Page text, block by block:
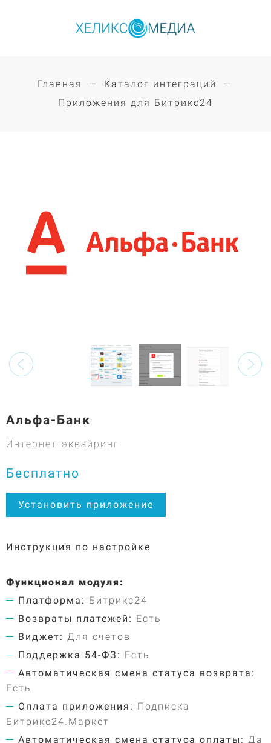
Главная
Каталог интеграций
Приложения для Битрикс24
Альфа-Банк
Интернет-эквайринг
Бесплатно
Установить приложение
Инструкция по настройке
Функционал модуля:
Платформа: Битрикс24
Возвраты платежей: Есть
Виджет: Для счетов
Поддержка 54-ФЗ: Есть
Автоматическая смена статуса возврата:
Есть
Оплата приложения: Подписка
Битрикс24.Маркет
Автоматическая смена статуса оплаты: Да